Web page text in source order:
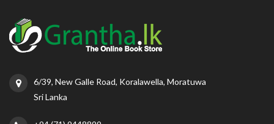
6/39, New Galle Road, Koralawella, Moratuwa
Sri Lanka